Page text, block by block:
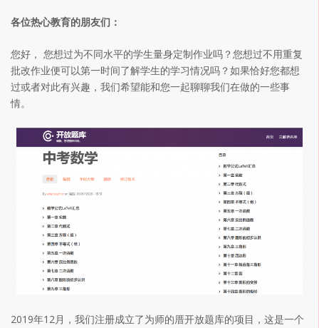
各位热心教育的朋友们：
您好， 您想过为不同水平的学生量身定制作业吗？您想过不用重复
批改作业便可以第一时间了解学生的学习情况吗？如果恰好您都想
过或者对此有兴趣，我们希望能和您一起聊聊我们在做的一些事
情。
2019年12月，我们注册成立了为师的厝开放题库的项目，这是一个